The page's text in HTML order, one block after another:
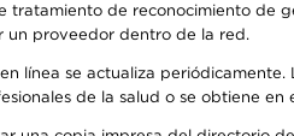
tratamiento de reconocimiento de
un proveedor dentro de la red.
línea se actualiza
de la salud o se obtiene